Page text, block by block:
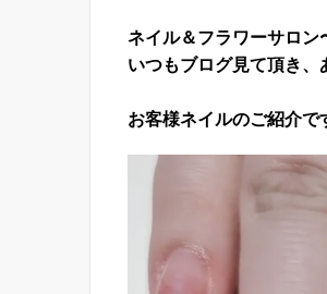
ネイル＆フラワーサロン
いつもブログ見て頂き
お客様ネイルのご紹介で